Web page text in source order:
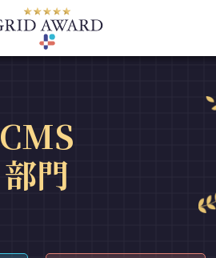
CMS
部門